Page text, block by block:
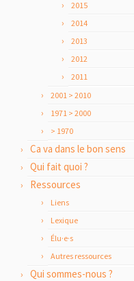
2015
2014
2013
2012
2011
2001 > 2010
1971 > 2000
> 1970
Ca va dans le bon sens
Qui fait quoi ?
Ressources
Liens
Lexique
Élu·e·s
Autres ressources
Qui sommes-nous ?